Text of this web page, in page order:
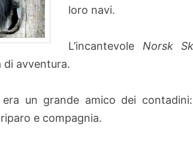
loro navi.
L’incantevole Norsk
di avventura.
era un grande amico dei
e compagnia.